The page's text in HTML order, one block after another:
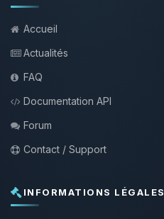
Accueil
Actualités
FAQ
Documentation API
Forum
Contact / Support
INFORMATIONS LÉGALES